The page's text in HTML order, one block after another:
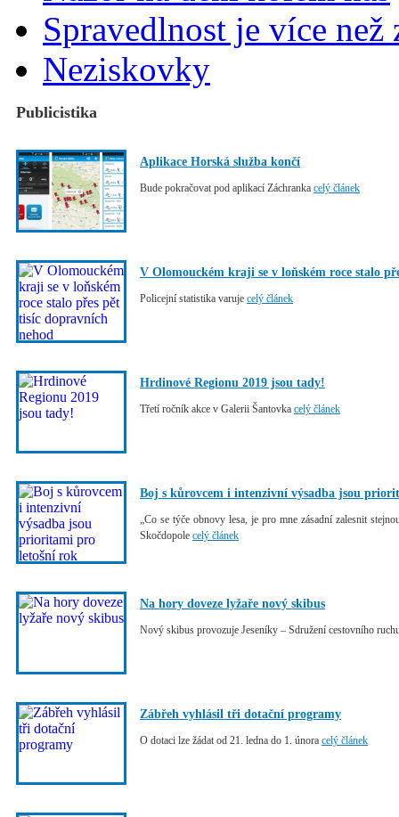
Spravedlnost je více než
Neziskovky
Publicistika
Aplikace Horská služba končí
Bude pokračovat pod aplikací Záchranka celý článek
V Olomouckém kraji se v loňském roce stalo
Policejní statistika varuje celý článek
Hrdinové Regionu 2019 jsou tady!
Třetí ročník akce v Galerii Šantovka celý článek
Boj s kůrovcem i intenzivní výsadba jsou
„Co se týče obnovy lesa, je pro mne zásadní zalesnit
Skočdopole celý článek
Na hory doveze lyžaře nový skibus
Nový skibus provozuje Jeseníky – Sdružení cestovního
Zábřeh vyhlásil tři dotační programy
O dotaci lze žádat od 21. ledna do 1. února celý článek